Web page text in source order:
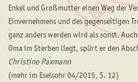
Enkel und Großmutter einen Weg der
Einvernehmens und des gegenseitigen
ganz anders werden wird als sonst.
Oma im Sterben liegt, spürt er den
Christine Paxmann
(mehr im Eselsohr 04/2015, S. 12)